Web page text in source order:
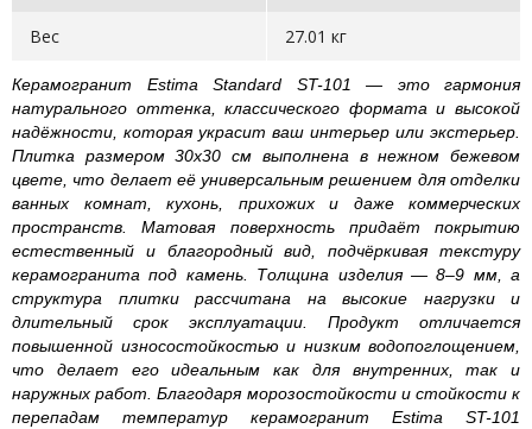
Вес 27.01 кг
Керамогранит Estima Standard ST-101 — это гармония
натурального оттенка, классического формата и высокой
надёжности, которая украсит ваш интерьер или экстерьер.
Плитка размером 30x30 см выполнена в нежном бежевом
цвете, что делает её универсальным решением для отделки
ванных комнат, кухонь, прихожих и даже коммерческих
пространств. Матовая поверхность придаёт покрытию
естественный и благородный вид, подчёркивая текстуру
керамогранита под камень. Толщина изделия — 8–9 мм, а
структура плитки рассчитана на высокие нагрузки и
длительный срок эксплуатации. Продукт отличается
повышенной износостойкостью и низким водопоглощением,
что делает его идеальным как для внутренних, так и
наружных работ. Благодаря морозостойкости и стойкости к
перепадам температур керамогранит Estima ST-101